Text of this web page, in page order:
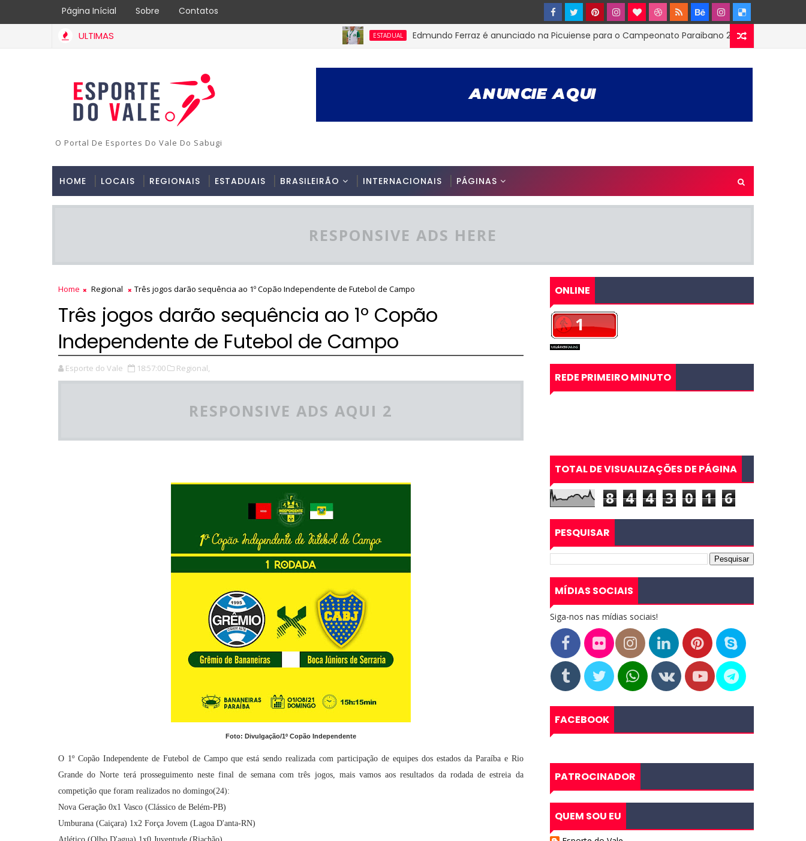
Página Inícial Sobre Contatos
ULTIMAS ESTADUAL Edmundo Ferraz é anunciado na Picuiense para o Campeonato Paraibano 2ª Divisão
O Portal De Esportes Do Vale Do Sabugi
HOME LOCAIS REGIONAIS ESTADUAIS BRASILEIRÃO INTERNACIONAIS PÁGINAS
RESPONSIVE ADS HERE
Home Regional Três jogos darão sequência ao 1º Copão Independente de Futebol de Campo
Três jogos darão sequência ao 1º Copão
Independente de Futebol de Campo
Esporte do Vale 18:57:00 Regional,
RESPONSIVE ADS AQUI 2
Foto: Divulgação/1º Copão Independente
O 1º Copão Independente de Futebol de Campo que está sendo realizada com participação de equipes dos estados da Paraíba e Rio
Grande do Norte terá prosseguimento neste final de semana com três jogos, mais vamos aos resultados da rodada de estreia da
competição que foram realizados no domingo(24):
Nova Geração 0x1 Vasco (Clássico de Belém-PB)
Umburana (Caiçara) 1x2 Força Jovem (Lagoa D'anta-RN)
ONLINE
REDE PRIMEIRO MINUTO
TOTAL DE VISUALIZAÇÕES DE PÁGINA
8 4 4 3 0 1 6
PESQUISAR
MÍDIAS SOCIAIS
Siga-nos nas mídias sociais!
FACEBOOK
PATROCINADOR
QUEM SOU EU